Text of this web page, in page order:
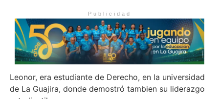
Publicidad
Leonor, era estudiante de Derecho, en la universidad
de La Guajira, donde demostró tambien su liderazgo